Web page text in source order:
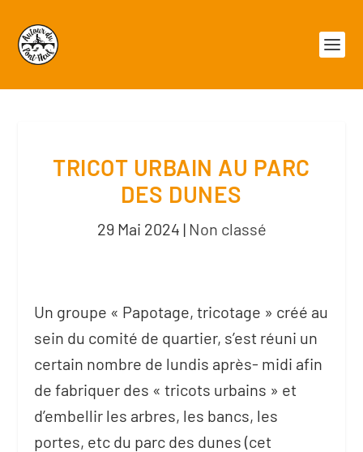
TRICOT URBAIN AU PARC
DES DUNES
29 Mai 2024 | Non classé
Un groupe « Papotage, tricotage » créé au
sein du comité de quartier, s’est réuni un
certain nombre de lundis après- midi afin
de fabriquer des « tricots urbains » et
d’embellir les arbres, les bancs, les
portes, etc du parc des dunes (cet